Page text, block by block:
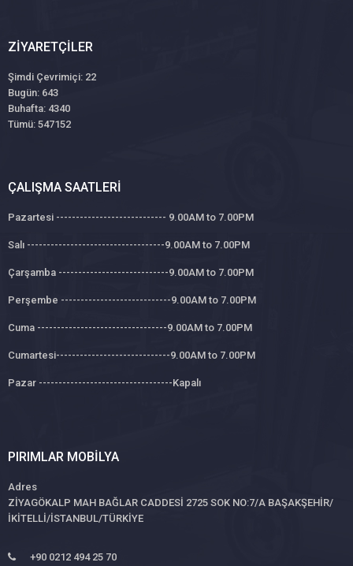
ZIYARETÇILER
Şimdi Çevrimiçi: 22
Bugün: 643
Buhafta: 4340
Tümü: 547152
ÇALIŞMA SAATLERI
Pazartesi ---------------------------- 9.00AM to 7.00PM
Salı -----------------------------------9.00AM to 7.00PM
Çarşamba ----------------------------9.00AM to 7.00PM
Perşembe ----------------------------9.00AM to 7.00PM
Cuma ---------------------------------9.00AM to 7.00PM
Cumartesi-----------------------------9.00AM to 7.00PM
Pazar ----------------------------------Kapalı
PIRIMLAR MOBILYA
Adres
ZİYAGÖKALP MAH BAĞLAR CADDESİ 2725 SOK NO:7/A BAŞAKŞEHİR/
İKİTELLİ/İSTANBUL/TÜRKİYE
+90 0212 494 25 70